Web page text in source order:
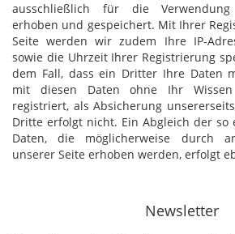
ausschließlich für die
erhoben und gespeichert. Mit Ihrer
Seite werden wir zudem Ihre IP-
sowie die Uhrzeit Ihrer Registrierung
dem Fall, dass ein Dritter Ihre Daten
mit diesen Daten ohne Ihr
registriert, als Absicherung
Dritte erfolgt nicht. Ein Abgleich der so
Daten, die möglicherweise durch
unserer Seite erhoben werden, erfolgt
Newsletter